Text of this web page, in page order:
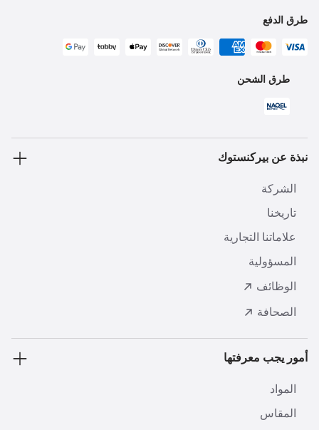
طرق الدفع
طرق الشحن
نبذة عن بيركنستوك
الشركة
تاريخنا
علاماتنا التجارية
المسؤولية
الوظائف
الصحافة
أمور يجب معرفتها
المواد
المقاس